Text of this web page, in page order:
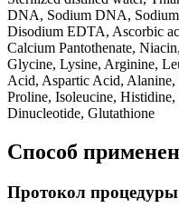
DNA, Sodium DNA,
Disodium EDTA, Ascorbic
Calcium Pantothenate,
Glycine, Lysine, Arginine,
Acid, Aspartic Acid, Alanine,
Proline, Isoleucine,
Dinucleotide, Glutathione
Способ
Протокол процедуры